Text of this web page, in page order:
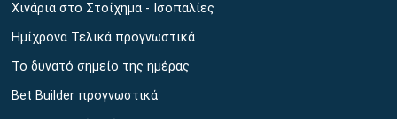
Χινάρια στο Στοίχημα - Ισοπαλίες
Ημίχρονα Τελικά προγνωστικά
Το δυνατό σημείο της ημέρας
Bet Builder προγνωστικά